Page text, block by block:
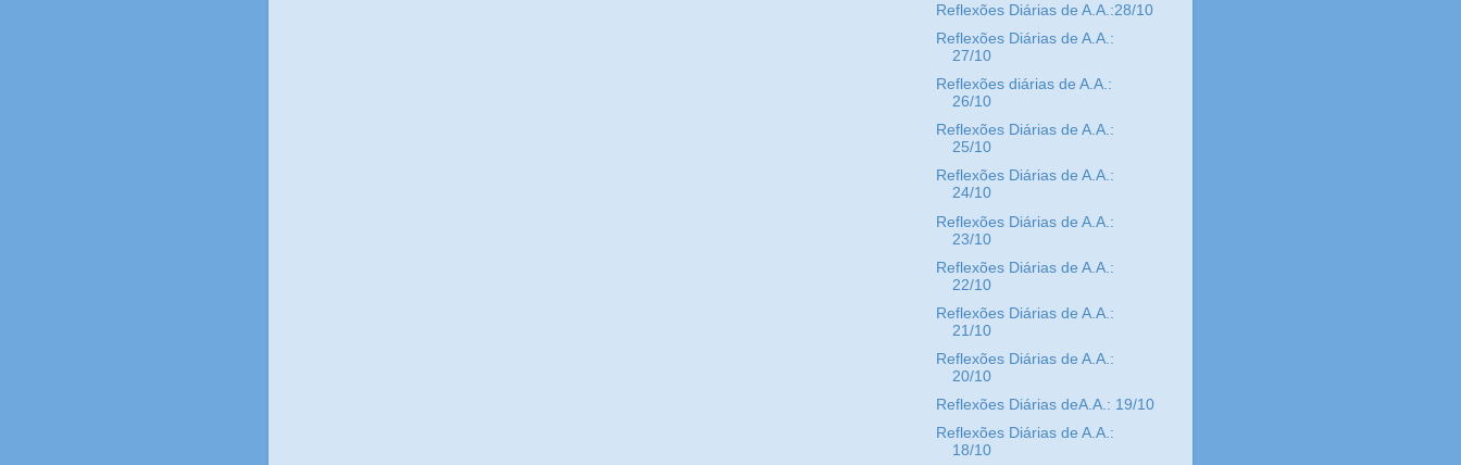
Reflexões Diárias de A.A.:28/10
Reflexões Diárias de A.A.:
27/10
Reflexões diárias de A.A.:
26/10
Reflexões Diárias de A.A.:
25/10
Reflexões Diárias de A.A.:
24/10
Reflexões Diárias de A.A.:
23/10
Reflexões Diárias de A.A.:
22/10
Reflexões Diárias de A.A.:
21/10
Reflexões Diárias de A.A.:
20/10
Reflexões Diárias deA.A.: 19/10
Reflexões Diárias de A.A.:
18/10